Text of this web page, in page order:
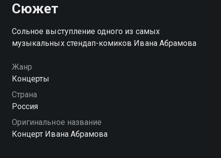
Сюжет
Сольное выступление одного из самых
музыкальных стендап-комиков Ивана Абрамова
Жанр
Концерты
Страна
Россия
Оригинальное название
Концерт Ивана Абрамова